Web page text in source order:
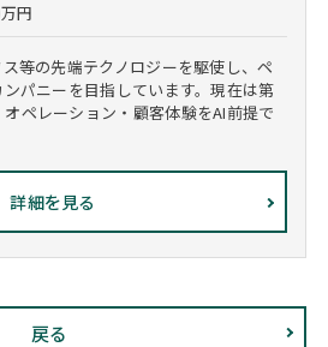
円
等の先端テクノロジーを駆使し、ペ
パニーを目指しています。現在は第
ペレーション・顧客体験をAI前提で
詳細を見る
戻る